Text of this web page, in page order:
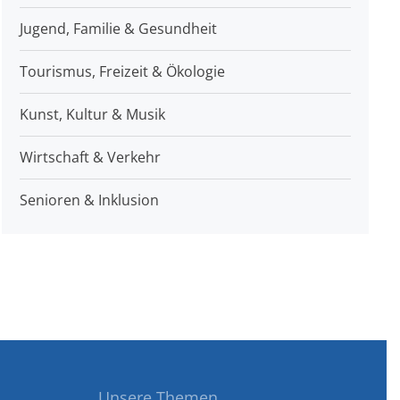
Jugend, Familie & Gesundheit
Tourismus, Freizeit & Ökologie
Kunst, Kultur & Musik
Wirtschaft & Verkehr
Senioren & Inklusion